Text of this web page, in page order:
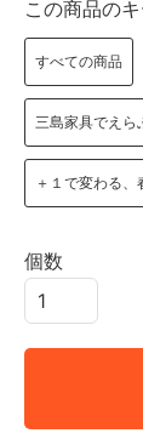
この商品の
すべての商品
三島家具でえら
＋１で変わる、
個数